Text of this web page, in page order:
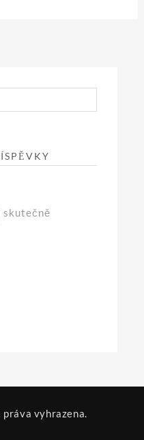
skutečně
práva vyhrazena.